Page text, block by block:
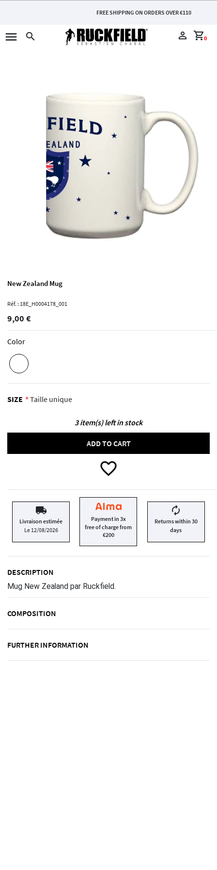
FREE SHIPPING ON ORDERS OVER €110
menu search perm_identity 0
shopping_cart
New Zealand Mug
Réf. : 18E_H0004178_001
9,00 €
Color
SIZE Taille unique
3 item(s) left in stock
ADD TO CART
favorite_border
local_shipping
Livraison estimée
Le 12/08/2026
Payment in 3x
free of charge from
€200
autorenew
Returns within 30
days
DESCRIPTION
Mug New Zealand par Ruckfield.
COMPOSITION
FURTHER INFORMATION